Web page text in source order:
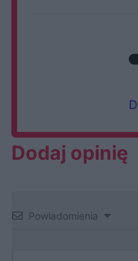
Dodaj opinię
Powiadomienia